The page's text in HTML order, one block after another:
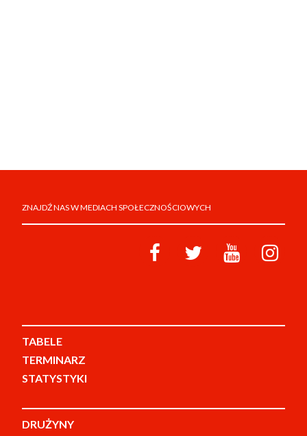
ZNAJDŹ NAS W MEDIACH SPOŁECZNOŚCIOWYCH
TABELE
TERMINARZ
STATYSTYKI
DRUŻYNY